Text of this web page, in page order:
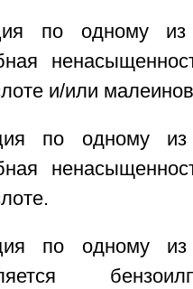
по одному
и/или
по одному
по одному